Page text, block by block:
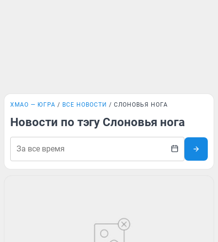
ХМАО — ЮГРА ВСЕ НОВОСТИ СЛОНОВЬЯ НОГА
Новости по тэгу Слоновья нога